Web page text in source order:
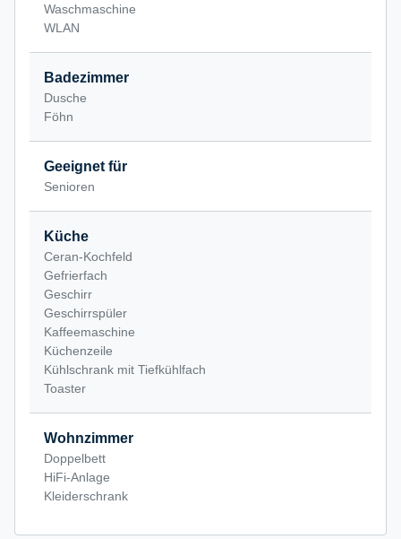
Waschmaschine
WLAN
Badezimmer
Dusche
Föhn
Geeignet für
Senioren
Küche
Ceran-Kochfeld
Gefrierfach
Geschirr
Geschirrspüler
Kaffeemaschine
Küchenzeile
Kühlschrank mit Tiefkühlfach
Toaster
Wohnzimmer
Doppelbett
HiFi-Anlage
Kleiderschrank